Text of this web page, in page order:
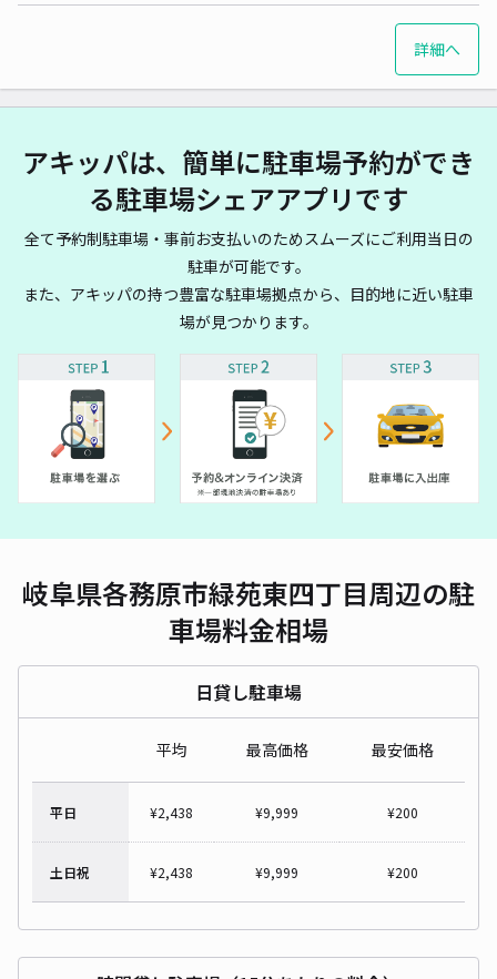
詳細へ
アキッパは、簡単に駐車場予約ができ
る駐車場シェアアプリです
全て予約制駐車場・事前お支払いのためスムーズにご利用当日の
駐車が可能です。
また、アキッパの持つ豊富な駐車場拠点から、目的地に近い駐車
場が見つかります。
岐阜県各務原市緑苑東四丁目周辺の駐
車場料金相場
日貸し駐車場
平均 最高価格 最安価格
平日 ¥2,438 ¥9,999 ¥200
土日祝 ¥2,438 ¥9,999 ¥200